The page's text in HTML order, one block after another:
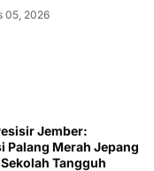
05, 2026
Jember:
Palang Merah Jepang
Tangguh